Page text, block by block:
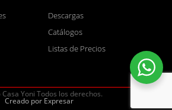
Descargas
Catálogos
Listas de Precios
Yoni Todos los derechos.
Creado por Expresar